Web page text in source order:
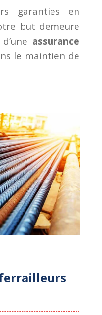
garanties en
but demeure
assurance
le maintien de